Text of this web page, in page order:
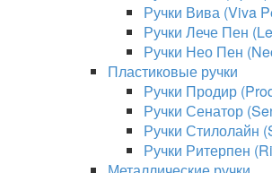
Ручки Вива (Viva
Ручки Лече Пен
Ручки Нео Пен
Пластиковые ручки
Ручки Продир
Ручки Сенатор
Ручки Стилолайн
Ручки Ритерпен